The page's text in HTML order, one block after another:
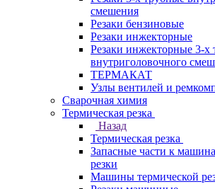
смешения
Резаки бензиновые
Резаки инжекторные
Резаки инжекторные 3-х
внутриголовочного
ТЕРМАКАТ
Узлы вентилей и
Сварочная химия
Термическая резка
Назад
Термическая резка
Запасные части к
резки
Машины термической